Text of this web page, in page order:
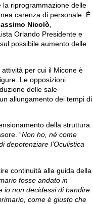
la riprogrammazione delle
carenza di personale. È
Nicolò,
Orlando Presidente e
possibile aumento delle
per cui il Micone è
Le opposizioni
delle sale
allungamento dei tempi di
della struttura.
“Non ho, né come
depotenziare l’Oculistica
continuità alla guida della
fosse andato in
io non decidessi di bandire
come è giusto che